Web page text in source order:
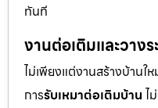
ทันที
งานต่อเติมและวาง
ไม่เพียงแต่งานสร้างบ้านใ
การรับเหมาต่อเติมบ้าน ไ